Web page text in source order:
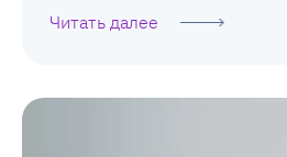
Читать далее